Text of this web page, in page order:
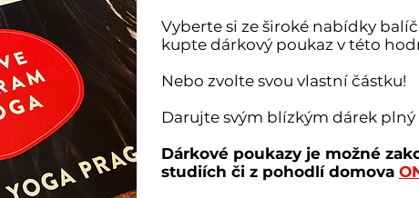
Vyberte si ze široké nabídky
kupte dárkový poukaz v této
Nebo zvolte svou vlastní částku!
Darujte svým blízkým dárek plný
Dárkové poukazy je možné
studiích či z pohodlí domova